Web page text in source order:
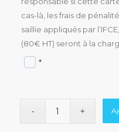
cas-là, les frais de
saillie appliqués par
(80€ HT) seront à la
*